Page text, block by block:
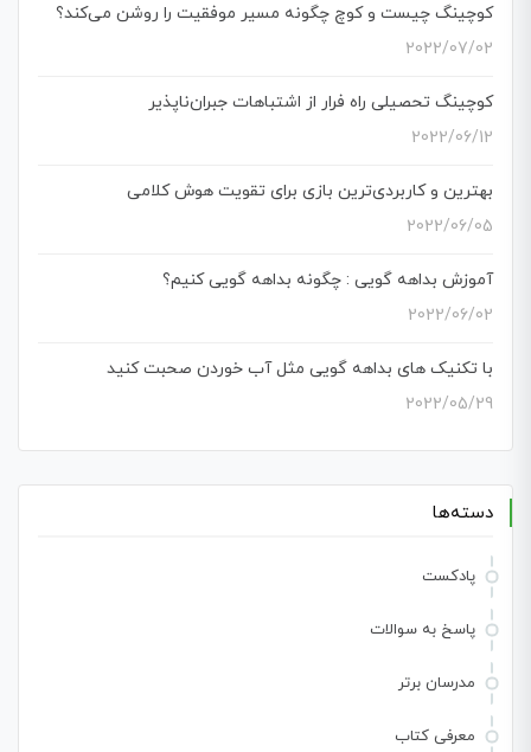
کوچینگ چیست و کوچ چگونه مسیر موفقیت را روشن می‌کند؟
2022/07/02
کوچینگ تحصیلی راه فرار از اشتباهات جبران‌ناپذیر
2022/06/12
بهترین و کاربردی‌ترین بازی برای تقویت هوش کلامی
2022/06/05
آموزش بداهه گویی : چگونه بداهه گویی کنیم؟
2022/06/02
با تکنیک های بداهه گویی مثل آب خوردن صحبت کنید
2022/05/29
دسته‌ها
پادکست
پاسخ به سوالات
مدرسان برتر
معرفی کتاب